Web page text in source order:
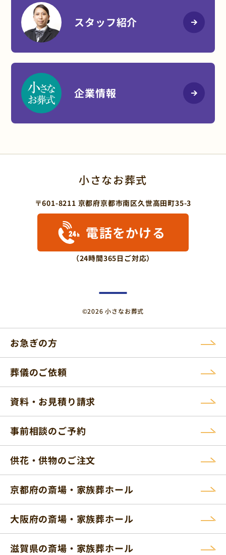
スタッフ紹介
企業情報
小さなお葬式
〒601-8211 京都府京都市南区久世高田町35-3
電話をかける
（24時間365日ご対応）
©2026 小さなお葬式
お急ぎの方
葬儀のご依頼
資料・お見積り請求
事前相談のご予約
供花・供物のご注文
京都府の斎場・家族葬ホール
大阪府の斎場・家族葬ホール
滋賀県の斎場・家族葬ホール